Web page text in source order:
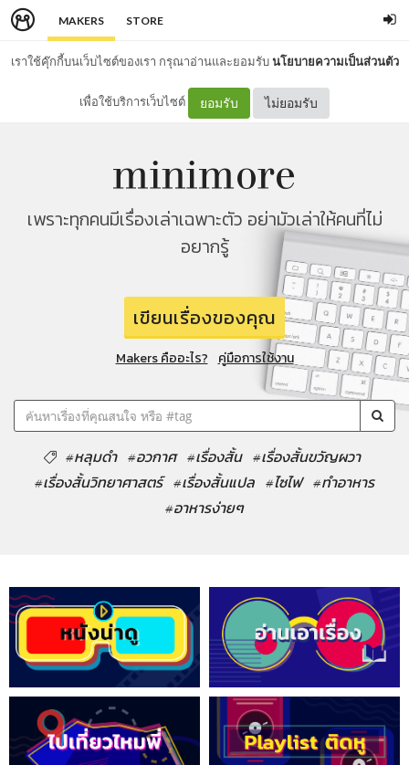
MAKERS STORE
เราใช้คุ๊กกี้บนเว็บไซต์ของเรา กรุณาอ่านและยอมรับนโยบายความเป็นส่วนตัว
เพื่อใช้บริการเว็บไซต์ ยอมรับ ไม่ยอมรับ
เพราะทุกคนมีเรื่องเล่าเฉพาะตัว อย่ามัวเล่าให้คนที่ไม่
อยากรู้
เขียนเรื่องของคุณ
Makers คืออะไร? คู่มือการใช้งาน
#หลุมดำ #อวกาศ #เรื่องสั้น #เรื่องสั้นขวัญผวา
#เรื่องสั้นวิทยาศาสตร์ #เรื่องสั้นแปล #ไซไฟ #ทำอาหาร
#อาหารง่ายๆ